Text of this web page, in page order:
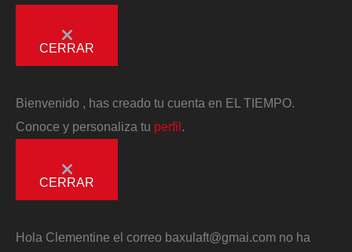
CERRAR
Bienvenido
, has creado tu cuenta en EL TIEMPO.
Conoce y personaliza tu perfil
CERRAR
Hola Clementine el correo baxulaft@gmai.com no ha